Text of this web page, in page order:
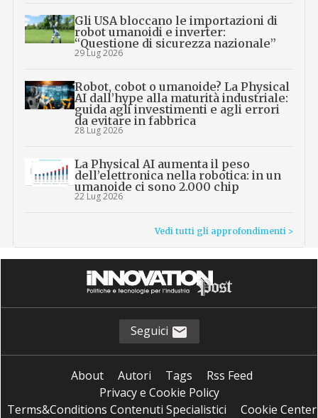
Gli USA bloccano le importazioni di
robot umanoidi e inverter:
“Questione di sicurezza nazionale”
29 Lug 2026
Robot, cobot o umanoide? La Physical
AI dall’hype alla maturità industriale:
guida agli investimenti e agli errori
da evitare in fabbrica
28 Lug 2026
La Physical AI aumenta il peso
dell’elettronica nella robotica: in un
umanoide ci sono 2.000 chip
22 Lug 2026
Vedi tutti gli approfondimenti >
Seguici
About Autori Tags
Rss Feed
Privacy e Cookie Policy
Terms&Conditions Contenuti Specialistici
Cookie Center